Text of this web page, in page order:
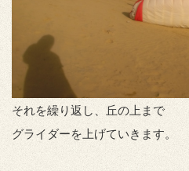
それを繰り返し、丘の上まで
グライダーを上げていきます。